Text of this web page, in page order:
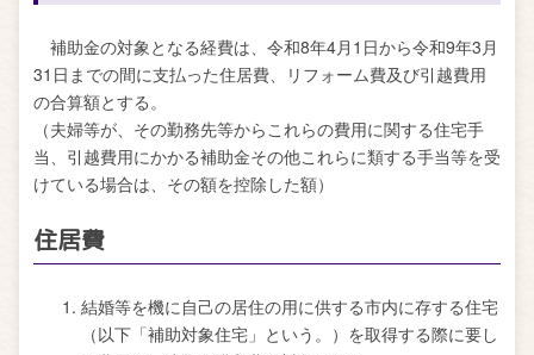
補助金の対象となる経費は、令和8年4月1日から令和9年3月
31日までの間に支払った住居費、リフォーム費及び引越費用
の合算額とする。
（夫婦等が、その勤務先等からこれらの費用に関する住宅手
当、引越費用にかかる補助金その他これらに類する手当等を受
けている場合は、その額を控除した額）
住居費
結婚等を機に自己の居住の用に供する市内に存する住宅
（以下「補助対象住宅」という。）を取得する際に要し